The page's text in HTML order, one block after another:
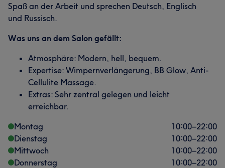
Spaß an der Arbeit und sprechen Deutsch, Englisch
und Russisch.
Was uns an dem Salon gefällt:
Atmosphäre: Modern, hell, bequem.
Expertise: Wimpernverlängerung, BB Glow, Anti-
Cellulite Massage.
Extras: Sehr zentral gelegen und leicht
erreichbar.
Montag
10:00–22:00
Dienstag
10:00–22:00
Mittwoch
10:00–22:00
Donnerstag
10:00–22:00